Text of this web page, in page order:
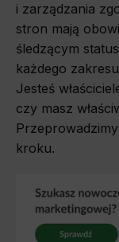
i zarządzania
stron mają
śledzącym
każdego
Jesteś
czy masz
kroku.